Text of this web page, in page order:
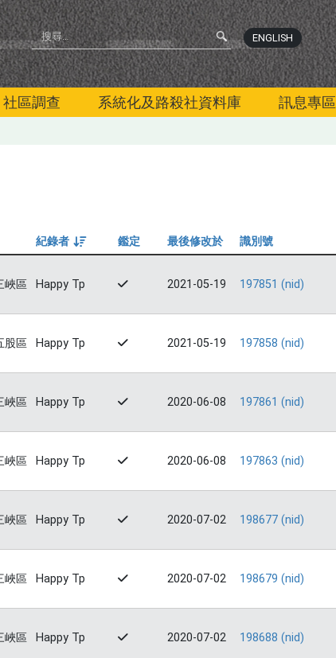
ENGLISH
社區調查 系統化及路殺社資料庫 訊息專區
紀錄者
由大到小
鑑定 最後修改於
識別號
峽區 Happy Tp 2021-05-19 197851 (nid)
股區 Happy Tp 2021-05-19 197858 (nid)
峽區 Happy Tp 2020-06-08 197861 (nid)
峽區 Happy Tp 2020-06-08 197863 (nid)
峽區 Happy Tp 2020-07-02 198677 (nid)
峽區 Happy Tp 2020-07-02 198679 (nid)
峽區 Happy Tp 2020-07-02 198688 (nid)